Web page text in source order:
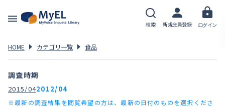
検索 新規会員登録 ログイン
HOME カテゴリ一覧 食品
調査時期
2015/042012/04
※最新の調査結果を閲覧希望の方は、最新の日付のものを選択くださ